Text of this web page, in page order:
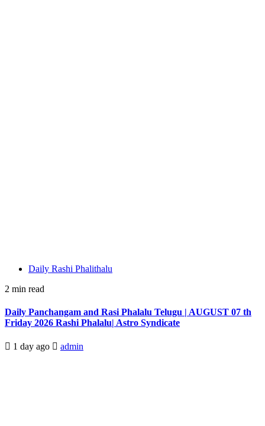
Daily Rashi Phalithalu
2 min read
Daily Panchangam and Rasi Phalalu Telugu | AUGUST 07 th
Friday 2026 Rashi Phalalu| Astro Syndicate
1 day ago admin